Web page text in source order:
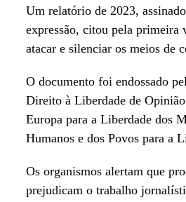
Um relatório de 2023,
expressão, citou pela primeira
atacar e silenciar os meios de
O documento foi endossado
Direito à Liberdade de Opinião
Europa para a Liberdade dos
Humanos e dos Povos para a
Os organismos alertam que
prejudicam o trabalho